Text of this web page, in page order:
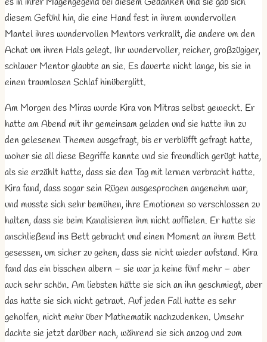
diesem Gefühl hin, die eine Hand fest in ihrem wundervollen
Mantel ihres wundervollen Mentors verkrallt, die andere um den
Achat um ihren Hals gelegt. Ihr wundervoller, reicher, großzügiger,
schlauer Mentor glaubte an sie. Es dauerte nicht lange, bis sie in
einen traumlosen Schlaf hinüberglitt.
Am Morgen des Miras wurde Kira von Mitras selbst geweckt. Er
hatte am Abend mit ihr gemeinsam geladen und sie hatte ihn zu
den gelesenen Themen ausgefragt, bis er verblüfft gefragt hatte,
woher sie all diese Begriffe kannte und sie freundlich gerügt hatte,
als sie erzählt hatte, dass sie den Tag mit lernen verbracht hatte.
Kira fand, dass sogar sein Rügen ausgesprochen angenehm war,
und musste sich sehr bemühen, ihre Emotionen so verschlossen zu
halten, dass sie beim Kanalisieren ihm nicht auffielen. Er hatte sie
anschließend ins Bett gebracht und einen Moment an ihrem Bett
gesessen, um sicher zu gehen, dass sie nicht wieder aufstand. Kira
fand das ein bisschen albern – sie war ja keine fünf mehr – aber
auch sehr schön. Am liebsten hätte sie sich an ihn geschmiegt, aber
das hatte sie sich nicht getraut. Auf jeden Fall hatte es sehr
geholfen, nicht mehr über Mathematik nachzudenken. Umsehr
dachte sie jetzt darüber nach, während sie sich anzog und zum